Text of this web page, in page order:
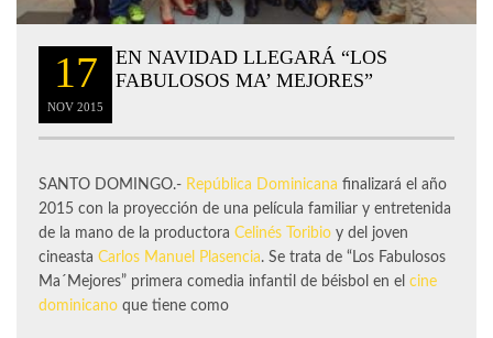
17
NOV 2015
EN NAVIDAD LLEGARÁ “LOS
FABULOSOS MA’ MEJORES”
SANTO DOMINGO.- República Dominicana finalizará el año
2015 con la proyección de una película familiar y entretenida
de la mano de la productora Celinés Toribio y del joven
cineasta Carlos Manuel Plasencia. Se trata de “Los Fabulosos
Ma´Mejores” primera comedia infantil de béisbol en el cine
dominicano que tiene como